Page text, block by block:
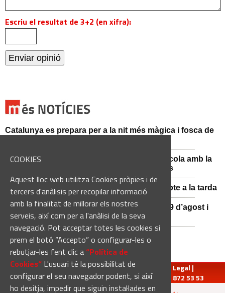
COOKIES
Aquest lloc web utilitza Cookies pròpies i de
tercers d'anàlisis per recopilar informació
amb la finalitat de millorar els nostres
serveis, així com per a l'anàlisi de la seva
navegació. Pot acceptar totes les cookies si
prem el botó “Accepto” o configurar-les o
rebutjar-les fent clic a“Política de
Cookies“ L'usuari té la possibilitat de
configurar el seu navegador podent, si així
ho desitja, impedir que siguin instal·lades en
Escriu el resultat de 3+2 (en xifra):
Catalunya es prepara per a la nit més màgica i fosca de
Sant Fruitós posa en valor el patrimoni agrícola amb la
restauració i exposició de peces històriques
Es manté la previsió de pluges fortes dissabte a la tarda
El 3x3 de bàsquet de Solsona s’avança al 29 d’agost i
estrena premis en metàl·lic
redaccio@manresadiari.cat|Qui som Avís Legal |
Pompeu Fabra, 7-13, 08240-Manresa | Tel.: 93 872 53 53